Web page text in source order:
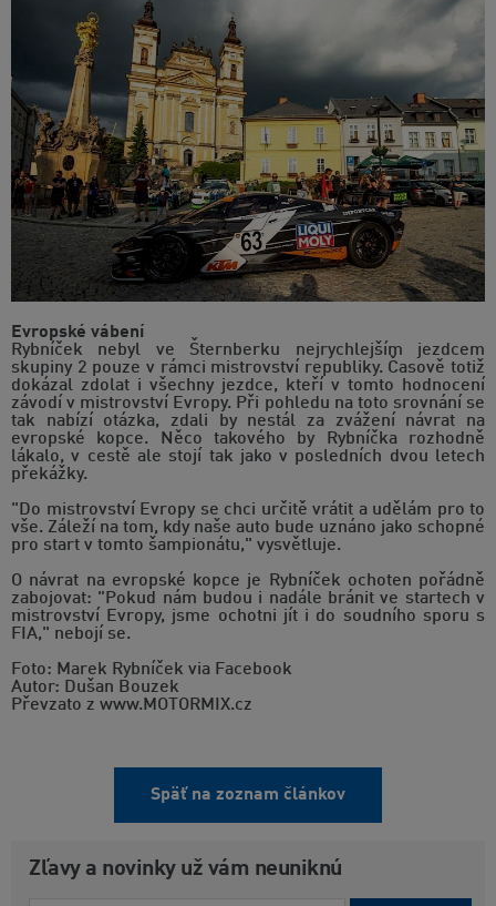
Evropské vábení
Rybníček nebyl ve Šternberku nejrychlejším jezdcem
skupiny 2 pouze v rámci mistrovství republiky. Časově totiž
dokázal zdolat i všechny jezdce, kteří v tomto hodnocení
závodí v mistrovství Evropy. Při pohledu na toto srovnání se
tak nabízí otázka, zdali by nestál za zvážení návrat na
evropské kopce. Něco takového by Rybníčka rozhodně
lákalo, v cestě ale stojí tak jako v posledních dvou letech
překážky.
"Do mistrovství Evropy se chci určitě vrátit a udělám pro to
vše. Záleží na tom, kdy naše auto bude uznáno jako schopné
pro start v tomto šampionátu," vysvětluje.
O návrat na evropské kopce je Rybníček ochoten pořádně
zabojovat: "Pokud nám budou i nadále bránit ve startech v
mistrovství Evropy, jsme ochotni jít i do soudního sporu s
FIA," nebojí se.
Foto: Marek Rybníček via Facebook
Autor: Dušan Bouzek
Převzato z www.MOTORMIX.cz
Späť na zoznam článkov
Zľavy a novinky už vám neuniknú